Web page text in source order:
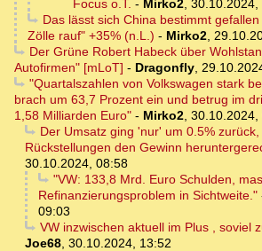
Focus o.T. - Mirko2, 30.10.2024,
Das lässt sich China bestimmt
Zölle rauf" +35% (n.L.) - Mirko2,
Der Grüne Robert Habeck über
Autofirmen" [mLoT] - Dragonfly,
"Quartalszahlen von Volkswagen stark
brach um 63,7 Prozent ein und betrug im
1,58 Milliarden Euro" - Mirko2, 30.10.2024,
Der Umsatz ging 'nur' um 0.5%
Rückstellungen den Gewinn
30.10.2024, 08:58
"VW: 133,8 Mrd. Euro Schulden,
Refinanzierungsproblem in Sichtweite."
09:03
VW inzwischen aktuell im Plus , soviel
Joe68, 30.10.2024, 13:52